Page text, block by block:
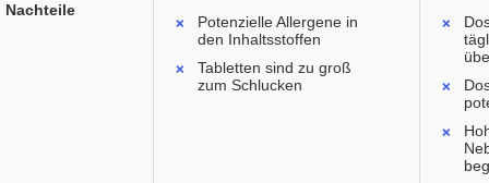
Potenzielle Allergene in
den Inhaltsstoffen
Tabletten sind zu groß
zum Schlucken
Nachteile